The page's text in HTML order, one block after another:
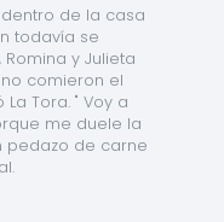
de la casa
todavía se
y Julieta
comieron el
Tora. " Voy a
me duele la
pedazo de carne